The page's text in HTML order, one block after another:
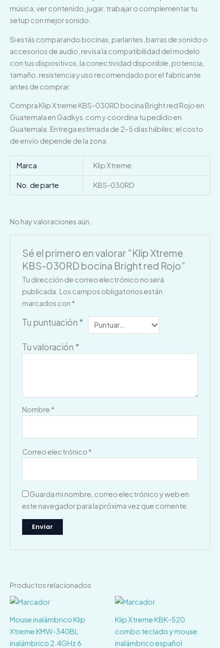
música, ver contenido, jugar, trabajar o complementar tu
setup con mejor sonido.
Si estás comparando bocinas, parlantes, barras de sonido o
accesorios de audio, revisa la compatibilidad del modelo
con tus dispositivos, la conectividad disponible, potencia,
tamaño, resistencia y uso recomendado por el fabricante
antes de comprar.
Compra Klip Xtreme KBS-030RD bocina Bright red Rojo en
Guatemala en Gadkys.com y coordina tu pedido en
Guatemala. Entrega estimada de 2–5 días hábiles; el costo
de envío depende de la zona.
Marca Klip Xtreme
No. de parte KBS-030RD
No hay valoraciones aún.
Sé el primero en valorar “Klip Xtreme
KBS-030RD bocina Bright red Rojo”
Tu dirección de correo electrónico no será
publicada. Los campos obligatorios están
marcados con *
Tu puntuación *
Tu valoración *
Nombre *
Correo electrónico *
Guarda mi nombre, correo electrónico y web en
este navegador para la próxima vez que comente.
Productos relacionados
Mouse inalámbrico Klip
Xtreme KMW-340BL
inalámbrico 2.4GHz 6
Klip Xtreme KBK-520
combo teclado y mouse
inalámbrico español